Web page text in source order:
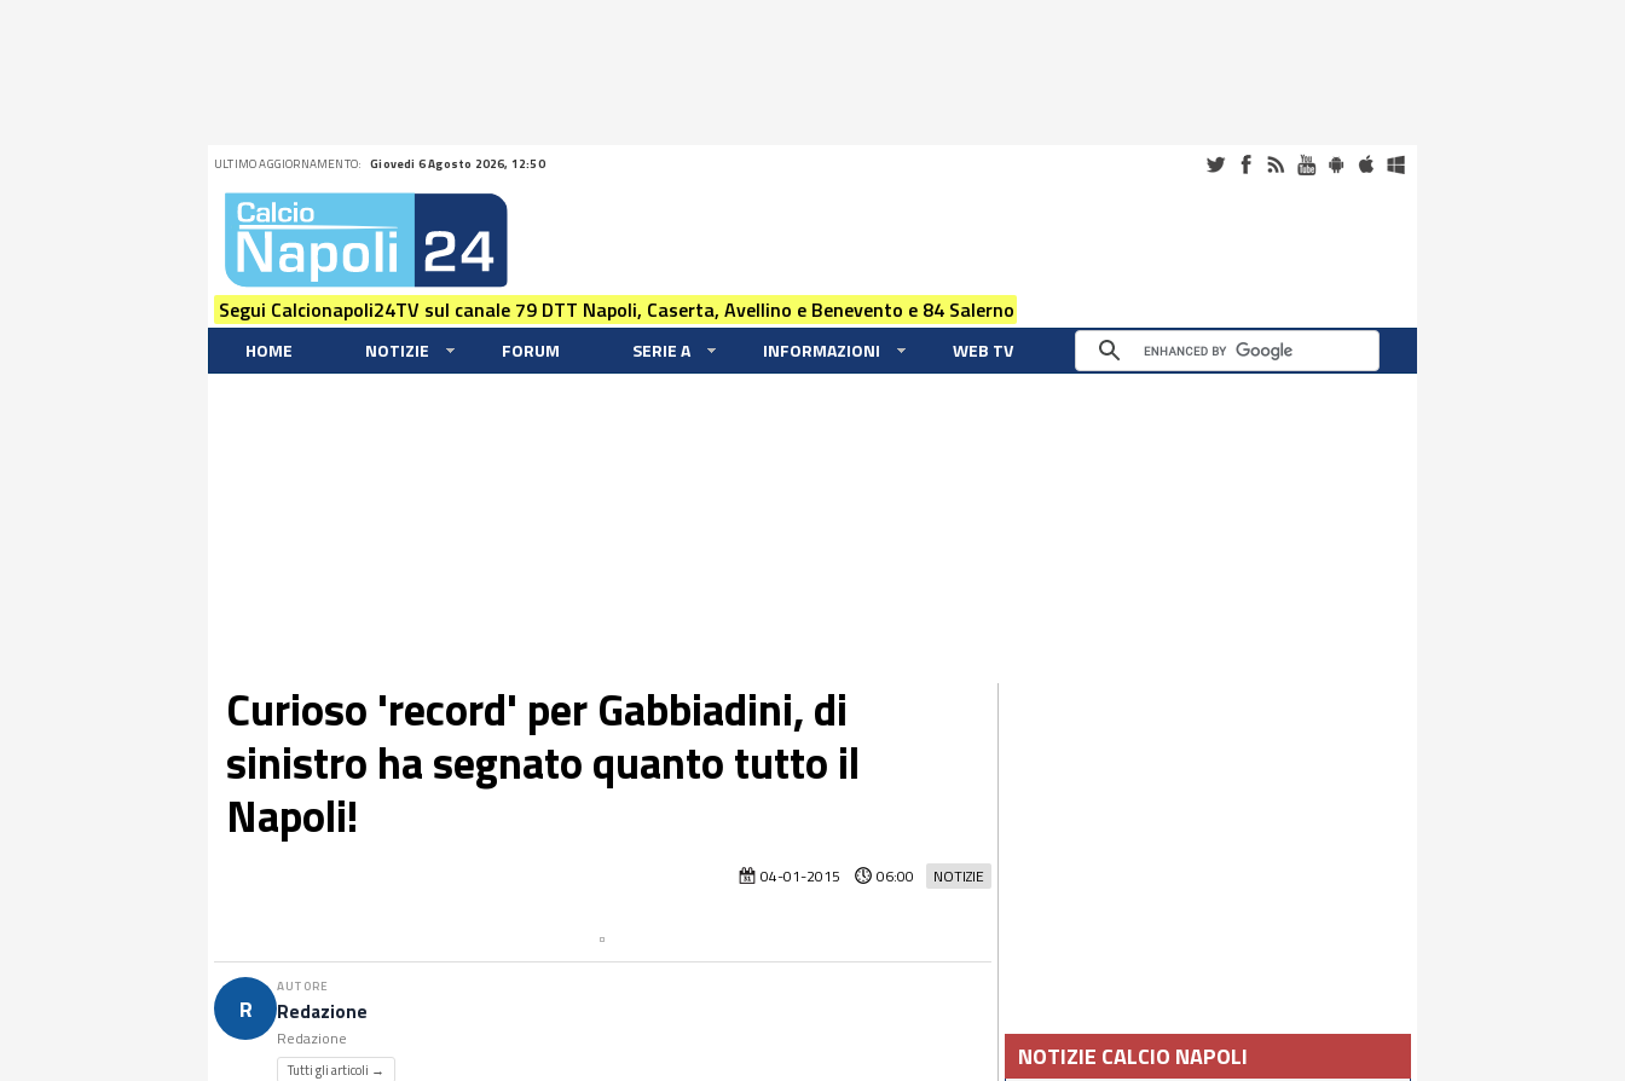
ULTIMO AGGIORNAMENTO: Giovedi 6 Agosto 2026, 12:50
Segui Calcionapoli24TV sul canale 79 DTT Napoli, Caserta, Avellino e Benevento e 84 Salerno
HOME NOTIZIE FORUM SERIE A INFORMAZIONI WEB TV
Curioso 'record' per Gabbiadini, di
sinistro ha segnato quanto tutto il
Napoli!
NOTIZIE
04-01-2015 06:00
R
AUTORE
Redazione
Redazione
Tutti gli articoli → NOTIZIE CALCIO NAPOLI